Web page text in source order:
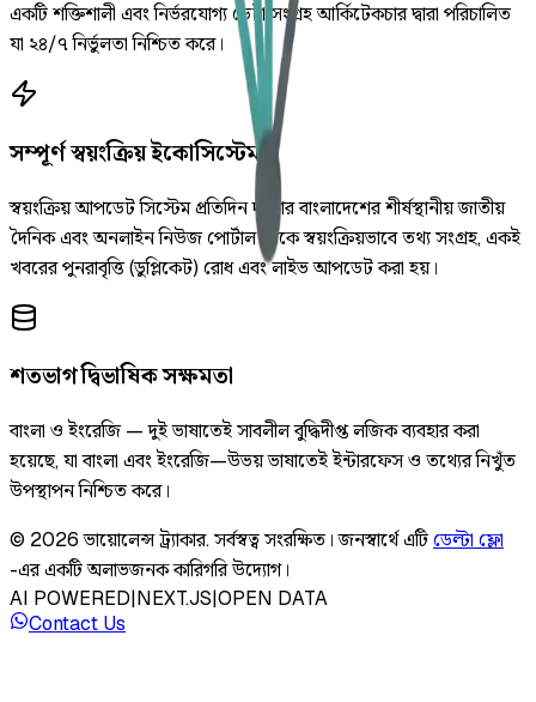
একটি শক্তিশালী এবং নির্ভরযোগ্য ডেটা সংগ্রহ আর্কিটেকচার দ্বারা পরিচালিত
যা ২৪/৭ নির্ভুলতা নিশ্চিত করে।
সম্পূর্ণ স্বয়ংক্রিয় ইকোসিস্টেম
স্বয়ংক্রিয় আপডেট সিস্টেম প্রতিদিন দুইবার বাংলাদেশের শীর্ষস্থানীয় জাতীয়
দৈনিক এবং অনলাইন নিউজ পোর্টাল থেকে স্বয়ংক্রিয়ভাবে তথ্য সংগ্রহ, একই
খবরের পুনরাবৃত্তি (ডুপ্লিকেট) রোধ এবং লাইভ আপডেট করা হয়।
শতভাগ দ্বিভাষিক সক্ষমতা
বাংলা ও ইংরেজি — দুই ভাষাতেই সাবলীল বুদ্ধিদীপ্ত লজিক ব্যবহার করা
হয়েছে, যা বাংলা এবং ইংরেজি—উভয় ভাষাতেই ইন্টারফেস ও তথ্যের নিখুঁত
উপস্থাপন নিশ্চিত করে।
© 2026 ভায়োলেন্স ট্র্যাকার.সর্বস্বত্ব সংরক্ষিত। জনস্বার্থে এটিডেল্টা ফ্লো
-এর একটি অলাভজনক কারিগরি উদ্যোগ।
AI POWERED|NEXT.JS|OPEN DATA
Contact Us